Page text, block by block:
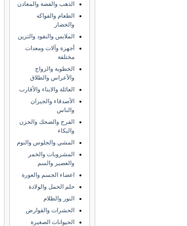
الذهب والفضة والمعادن
الطعام والفواكه
والخضار
الملابس والنقود والتزين
أجهزة وآلات ومعدات
مختلفة
الخطوبة والزواج
والأعراس والطلاق
العائلة والابناء والأقارب
الأصدقاء والجيران
والناس
الفرح والضحك والحزن
والبكاء
المشي والجلوس والنوم
المشروبات والخمر
والعصير والسم
اعضاء الجسم والعورة
حلم الحمل والولادة
النور والظلام
الحشرات والقوارض
الحيوانات الصغيرة